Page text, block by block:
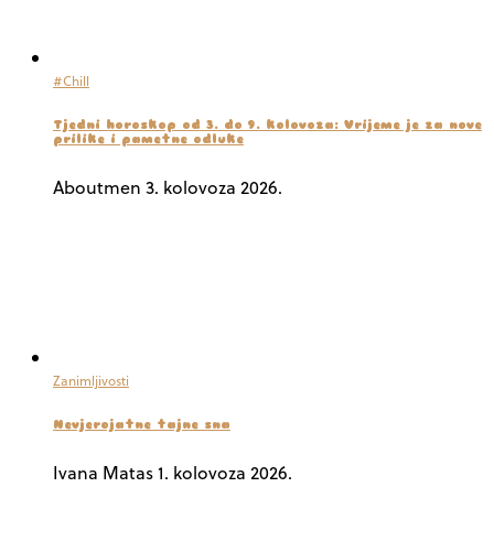
#Chill
Tjedni horoskop od 3. do 9. kolovoza: Vrijeme je za nove
prilike i pametne odluke
Aboutmen 3. kolovoza 2026.
Zanimljivosti
Nevjerojatne tajne sna
Ivana Matas1. kolovoza 2026.